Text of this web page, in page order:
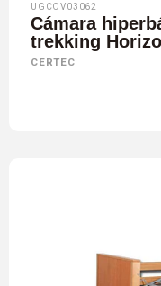
UGCOV03062
Cámara
trekking
CERTEC